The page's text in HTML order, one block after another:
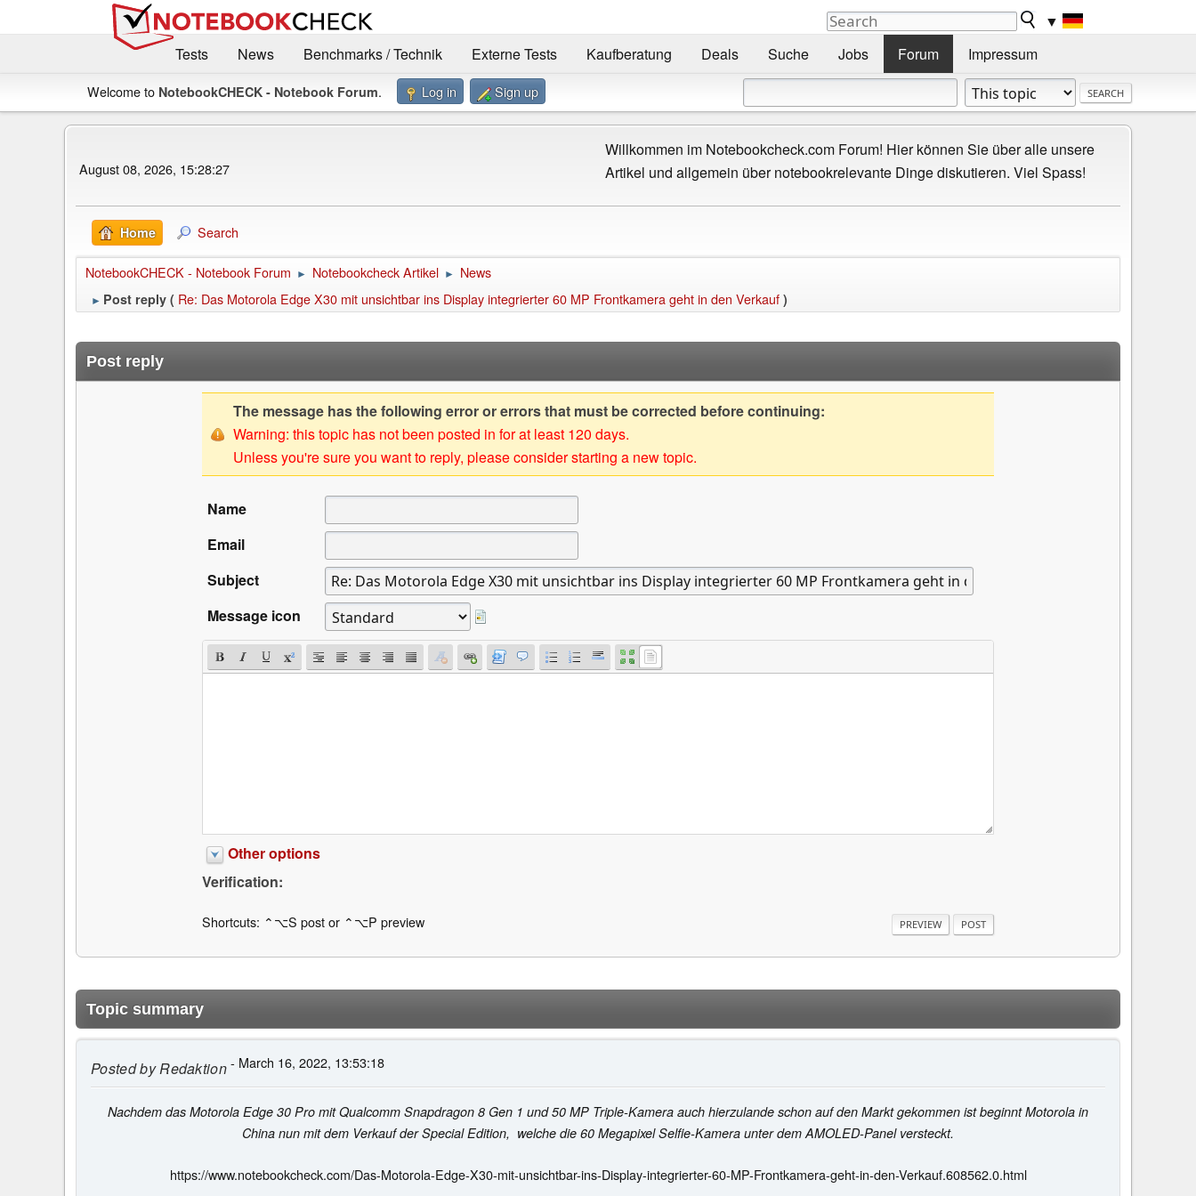
▼
Tests
News Benchmarks / Technik Externe Tests Kaufberatung Deals Suche Jobs Forum Impressum
Welcome to NotebookCHECK - Notebook Forum. Log in Sign up
August 08, 2026, 15:28:27
Willkommen im Notebookcheck.com Forum! Hier können Sie über alle unsere
Artikel und allgemein über notebookrelevante Dinge diskutieren. Viel Spass!
Home Search
NotebookCHECK - Notebook Forum ► Notebookcheck Artikel ► News
► Post reply ( Re: Das Motorola Edge X30 mit unsichtbar ins Display integrierter 60 MP Frontkamera geht in den Verkauf )
Post reply
The message has the following error or errors that must be corrected before continuing:
Warning: this topic has not been posted in for at least 120 days.
Unless you're sure you want to reply, please consider starting a new topic.
Name
Email
Subject
Message icon
Other options
Verification:
Shortcuts: ⌃⌥S post or ⌃⌥P preview
Topic summary
Posted byRedaktion- March 16, 2022, 13:53:18
Nachdem das Motorola Edge 30 Pro mit Qualcomm Snapdragon 8 Gen 1 und 50 MP Triple-Kamera auch hierzulande schon auf den Markt gekommen ist beginnt Motorola in
China nun mit dem Verkauf der Special Edition, welche die 60 Megapixel Selfie-Kamera unter dem AMOLED-Panel versteckt.
https://www.notebookcheck.com/Das-Motorola-Edge-X30-mit-unsichtbar-ins-Display-integrierter-60-MP-Frontkamera-geht-in-den-Verkauf.608562.0.html